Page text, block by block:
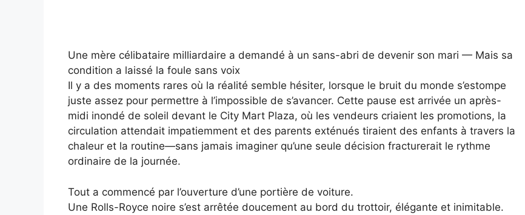
Une mère célibataire milliardaire a demandé à un sans-abri de devenir son mari — Mais sa
condition a laissé la foule sans voix
Il y a des moments rares où la réalité semble hésiter, lorsque le bruit du monde s’estompe
juste assez pour permettre à l’impossible de s’avancer. Cette pause est arrivée un après-
midi inondé de soleil devant le City Mart Plaza, où les vendeurs criaient les promotions, la
circulation attendait impatiemment et des parents exténués tiraient des enfants à travers la
chaleur et la routine—sans jamais imaginer qu’une seule décision fracturerait le rythme
ordinaire de la journée.
Tout a commencé par l’ouverture d’une portière de voiture.
Une Rolls-Royce noire s’est arrêtée doucement au bord du trottoir, élégante et inimitable.